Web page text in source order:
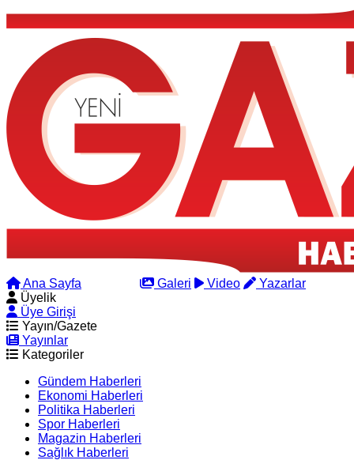
Ana Sayfa Galeri Video
Yazarlar
Üyelik
Üye Girişi
Yayın/Gazete
Yayınlar
Kategoriler
Gündem Haberleri
Ekonomi Haberleri
Politika Haberleri
Spor Haberleri
Magazin Haberleri
Sağlık Haberleri